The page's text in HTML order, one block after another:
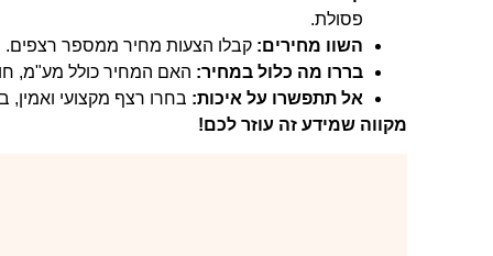
פסולת.
השוו מחירים: קבלו הצעות מחיר ממספר רצפים.
בררו מה כלול במחיר: האם המחיר כולל מע"מ,
אל תתפשרו על איכות: בחרו רצף מקצועי ואמין,
מקווה שמידע זה עוזר לכם!